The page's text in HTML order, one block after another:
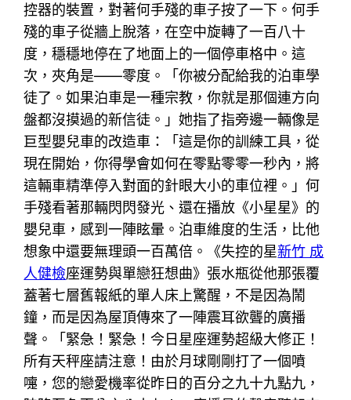
控器的裝置，對著何手殘的車子按了一下。何手
殘的車子從牆上脫落，在空中旋轉了一百八十
度，穩穩地停在了地面上的一個停車格中。這
次，夾角是——零度。「你被分配給我的泊車學
徒了。如果泊車是一種宗教，你就是那個連方向
盤都沒摸過的新信徒。」她指了指旁邊一輛像是
巨型嬰兒車的改造車：「這是你的訓練工具，從
現在開始，你得學會如何在零點零零一秒內，將
這輛車精準停入對面的針眼大小的車位裡。」何
手殘看著那輛閃閃發光、還在播放《小星星》的
嬰兒車，感到一陣眩暈。泊車維度的生活，比他
想象中還要無理頭一百萬倍。《失控的星新竹 成
人健檢座運勢與單戀狂想曲》張水瓶從他那張覆
蓋著七層舊報紙的單人床上驚醒，不是因為鬧
鐘，而是因為屋頂傳來了一陣震耳欲聾的廣播
聲。「緊急！緊急！今日星座運勢超級大修正！
所有天秤座請注意！由於月球剛剛打了一個噴
嚏，您的戀愛機率從昨日的百分之九十九點九，